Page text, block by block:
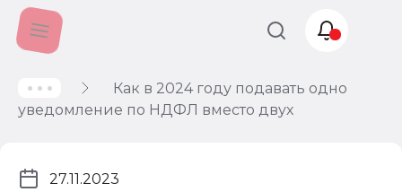
Как в 2024 году подавать одно
уведомление по НДФЛ вместо двух
27.11.2023
Учет и
налогообложение